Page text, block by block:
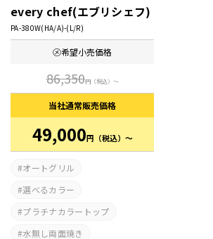
every chef(エブリシェフ)
PA-380W(HA/A)-(L/R)
㋱希望小売価格
86,350円（税込）～
当社通常販売価格
49,000円 （税込）～
オートグリル
選べるカラー
プラチナカラートップ
水無し両面焼き